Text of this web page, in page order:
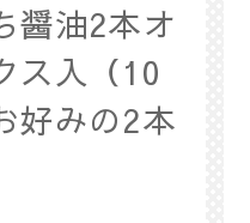
醤油2本オ
ス入（10
好みの2本